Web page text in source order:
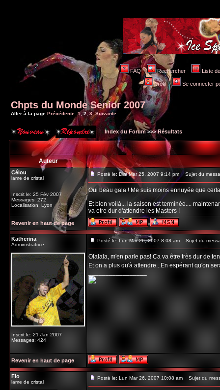
FAQ Rechercher Liste
Profil Se connecter
Chpts du Monde Senior 2007
Aller à la page Précédente 1,2 3 Suivante
Index du Forum>>>Résultats
Auteur
Célou
lame de cristal
Inscrit le: 25 Fév 2007
Messages: 272
Localisation: Lyon
Posté le: Dim Mar 25, 2007 9:14 pm Sujet du
Oui beau gala ! Me suis moins ennuyée que
Et bien voilà... la saison est terminée....
va etre dur d'attendre les Masters !
Revenir en haut de page
Katherina
Administratrice
Inscrit le: 21 Jan 2007
Messages: 424
Posté le: Lun Mar 26, 2007 8:08 am Sujet du
Olalala, m'en parle pas! Ca va être très dur de
Et on a plus qu'à attendre...En espérant qu'on
_________________
Revenir en haut de page
Flo
lame de cristal
Posté le: Lun Mar 26, 2007 10:08 am Sujet du